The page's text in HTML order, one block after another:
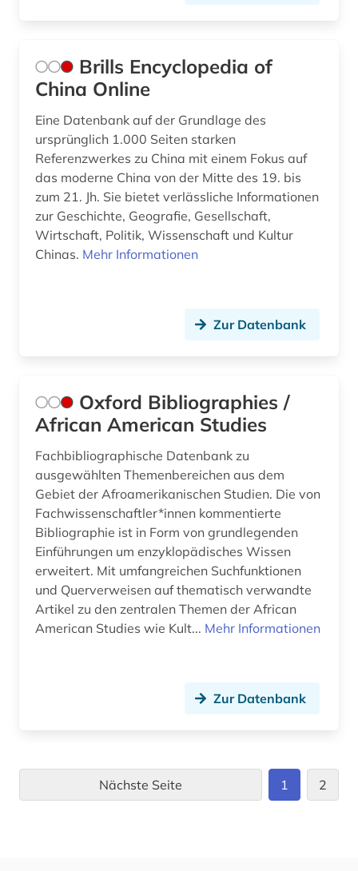
Brills Encyclopedia of
China Online
Eine Datenbank auf der Grundlage des
ursprünglich 1.000 Seiten starken
Referenzwerkes zu China mit einem Fokus auf
das moderne China von der Mitte des 19. bis
zum 21. Jh. Sie bietet verlässliche Informationen
zur Geschichte, Geografie, Gesellschaft,
Wirtschaft, Politik, Wissenschaft und Kultur
Chinas. Mehr Informationen
Zur Datenbank
Oxford Bibliographies /
African American Studies
Fachbibliographische Datenbank zu
ausgewählten Themenbereichen aus dem
Gebiet der Afroamerikanischen Studien. Die von
Fachwissenschaftler*innen kommentierte
Bibliographie ist in Form von grundlegenden
Einführungen um enzyklopädisches Wissen
erweitert. Mit umfangreichen Suchfunktionen
und Querverweisen auf thematisch verwandte
Artikel zu den zentralen Themen der African
American Studies wie Kult... Mehr Informationen
Zur Datenbank
Nächste Seite 1 2